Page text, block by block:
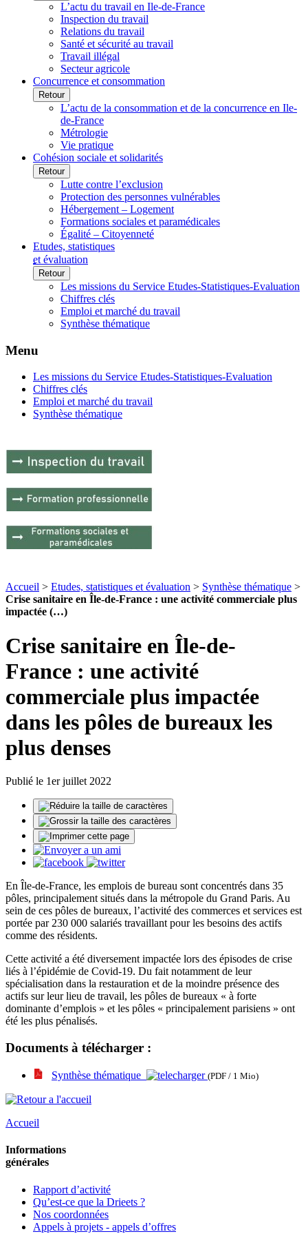
L’actu du travail en Ile-de-France
Inspection du travail
Relations du travail
Santé et sécurité au travail
Travail illégal
Secteur agricole
Concurrence et consommation
Retour
L’actu de la consommation et de la concurrence en Ile-
de-France
Métrologie
Vie pratique
Cohésion sociale et solidarités
Retour
Lutte contre l’exclusion
Protection des personnes vulnérables
Hébergement – Logement
Formations sociales et paramédicales
Égalité – Citoyenneté
Etudes, statistiques
et évaluation
Retour
Les missions du Service Etudes-Statistiques-Evaluation
Chiffres clés
Emploi et marché du travail
Synthèse thématique
Menu
Les missions du Service Etudes-Statistiques-Evaluation
Chiffres clés
Emploi et marché du travail
Synthèse thématique
Accueil > Etudes, statistiques et évaluation > Synthèse thématique >
Crise sanitaire en Île-de-France : une activité commerciale plus
impactée (…)
Crise sanitaire en Île-de-
France : une activité
commerciale plus impactée
dans les pôles de bureaux les
plus denses
Publié le 1er juillet 2022
En Île-de-France, les emplois de bureau sont concentrés dans 35
pôles, principalement situés dans la métropole du Grand Paris. Au
sein de ces pôles de bureaux, l’activité des commerces et services est
portée par 230 000 salariés travaillant pour les besoins des actifs
comme des résidents.
Cette activité a été diversement impactée lors des épisodes de crise
liés à l’épidémie de Covid-19. Du fait notamment de leur
spécialisation dans la restauration et de la moindre présence des
actifs sur leur lieu de travail, les pôles de bureaux « à forte
dominante d’emplois » et les pôles « principalement parisiens » ont
été les plus pénalisés.
Documents à télécharger :
Synthèse thématique (PDF / 1 Mio)
Accueil
Informations
générales
Rapport d’activité
Qu’est-ce que la Drieets ?
Nos coordonnées
Appels à projets - appels d’offres